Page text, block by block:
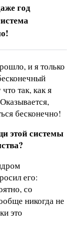
год
и я только
так, как я
бесконечно!
этой системы
его:
со
никогда не
это